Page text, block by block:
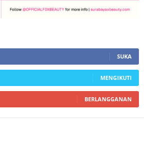
SUKA
MENGIKUTI
BERLANGGANAN